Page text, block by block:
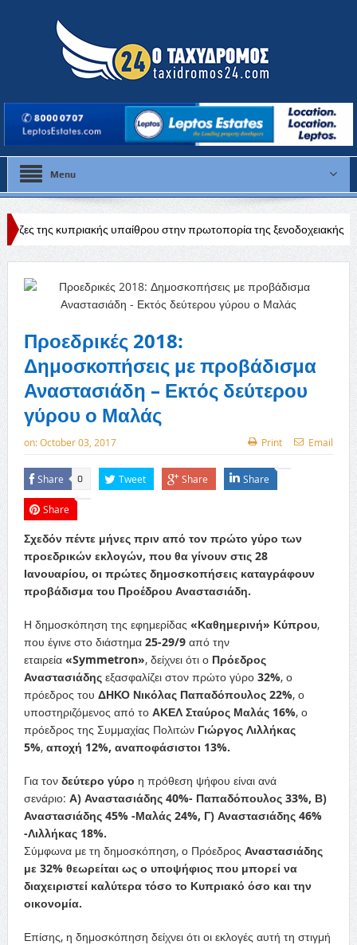
Menu
υπαίθρου στην πρωτοπορία της ξενοδοχειακής βιομηχανίας
Προεδρικές 2018:
Δημοσκοπήσεις με προβάδισμα
Αναστασιάδη – Εκτός δεύτερου
γύρου ο Μαλάς
on:October 03, 2017 Print Email
Share 0 Tweet Share Share
Share
Σχεδόν πέντε μήνες πριν από τον πρώτο γύρο των
προεδρικών εκλογών, που θα γίνουν στις 28
Ιανουαρίου, οι πρώτες δημοσκοπήσεις καταγράφουν
προβάδισμα του Προέδρου Αναστασιάδη.
Η δημοσκόπηση της εφημερίδας «Καθημερινή» Κύπρου,
που έγινε στο διάστημα 25-29/9από την
εταιρεία «Symmetron», δείχνει ότι ο Πρόεδρος
Αναστασιάδηςεξασφαλίζει στον πρώτο γύρο 32%, ο
πρόεδρος του ΔΗΚΟ Νικόλας Παπαδόπουλος 22%, ο
υποστηριζόμενος από το ΑΚΕΛ Σταύρος Μαλάς 16%, ο
πρόεδρος της Συμμαχίας Πολιτών Γιώργος Λιλλήκας
5%, αποχή 12%, αναποφάσιστοι 13%.
Για τον δεύτερο γύρο η πρόθεση ψήφου είναι ανά
σενάριο: Α) Αναστασιάδης 40%- Παπαδόπουλος 33%, Β)
Αναστασιάδης 45% -Μαλάς 24%, Γ) Αναστασιάδης 46%
-Λιλλήκας 18%.
Σύμφωνα με τη δημοσκόπηση, ο Πρόεδρος Αναστασιάδης
με 32% θεωρείται ως ο υποψήφιος που μπορεί να
διαχειριστεί καλύτερα τόσο το Κυπριακό όσο και την
οικονομία.
Επίσης, η δημοσκόπηση δείχνει ότι οι εκλογές αυτή τη στιγμή